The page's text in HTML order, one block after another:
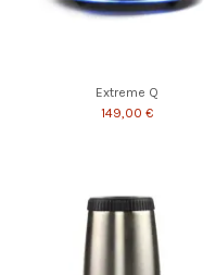
Extreme Q
149,00 €